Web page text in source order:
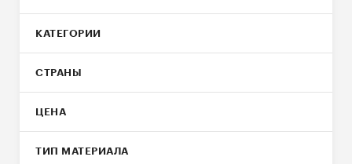
КАТЕГОРИИ
СТРАНЫ
ЦЕНА
ТИП МАТЕРИАЛА